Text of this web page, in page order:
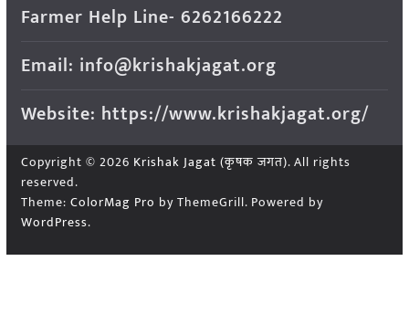
Farmer Help Line- 6262166222
Email: info@krishakjagat.org
Website: https://www.krishakjagat.org/
Copyright © 2026 Krishak Jagat (कृषक जगत). All rights
reserved.
Theme: ColorMag Pro by ThemeGrill. Powered by
WordPress.